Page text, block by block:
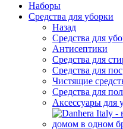
Наборы
Средства для уборки
Назад
Средства для
Антисептики
Средства для
Средства для
Чистящие
Средства для
Аксессуары для